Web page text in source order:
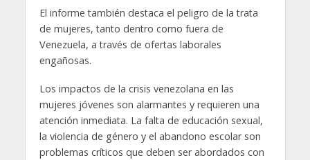
El informe también destaca el peligro de la trata
de mujeres, tanto dentro como fuera de
Venezuela, a través de ofertas laborales
engañosas.
Los impactos de la crisis venezolana en las
mujeres jóvenes son alarmantes y requieren una
atención inmediata. La falta de educación sexual,
la violencia de género y el abandono escolar son
problemas críticos que deben ser abordados con